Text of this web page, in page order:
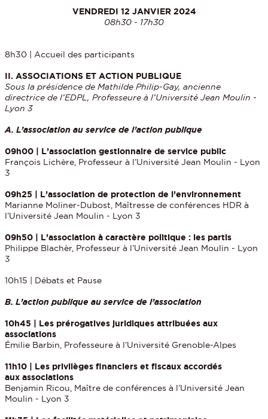
VENDREDI 12 JANVIER 2024
08h30 - 17h30
8h30 | Accueil des participants
II. ASSOCIATIONS ET ACTION PUBLIQUE
Sous la présidence de Mathilde Philip-Gay, ancienne
directrice de l’EDPL, Professeure à l’Université Jean Moulin -
Lyon 3
A. L’association au service de l’action publique
09h00 | L’association gestionnaire de service public
François Lichère, Professeur à l’Université Jean Moulin - Lyon
3
09h25 | L’association de protection de l’environnement
Marianne Moliner-Dubost, Maîtresse de conférences HDR à
l’Université Jean Moulin - Lyon 3
09h50 | L’association à caractère politique : les partis
Philippe Blachèr, Professeur à l’Université Jean Moulin - Lyon
3
10h15 | Débats et Pause
B. L’action publique au service de l’association
10h45 | Les prérogatives juridiques attribuées aux
associations
Émilie Barbin, Professeure à l’Université Grenoble-Alpes
11h10 | Les privilèges financiers et fiscaux accordés
aux associations
Benjamin Ricou, Maître de conférences à l’Université Jean
Moulin - Lyon 3